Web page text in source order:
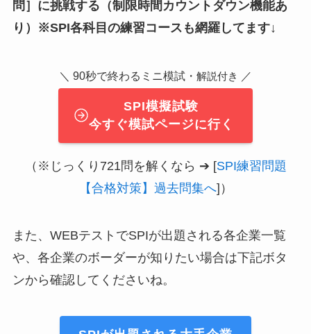
問 ］ に挑戦する（制限時間カウントダウン機能あ
り）※SPI各科目の練習コースも網羅してます↓
＼ 90秒で終わるミニ模試・ 解説付き ／
SPI模擬試験
今すぐ模試ページに行く
（※じっくり721問を解くなら ➔ [SPI練習問題
【合格対策】過去問集へ]）
また、WEBテストでSPIが出題される各企業一覧
や、各企業のボーダーが知りたい場合は下記ボタ
ンから確認してくださいね。